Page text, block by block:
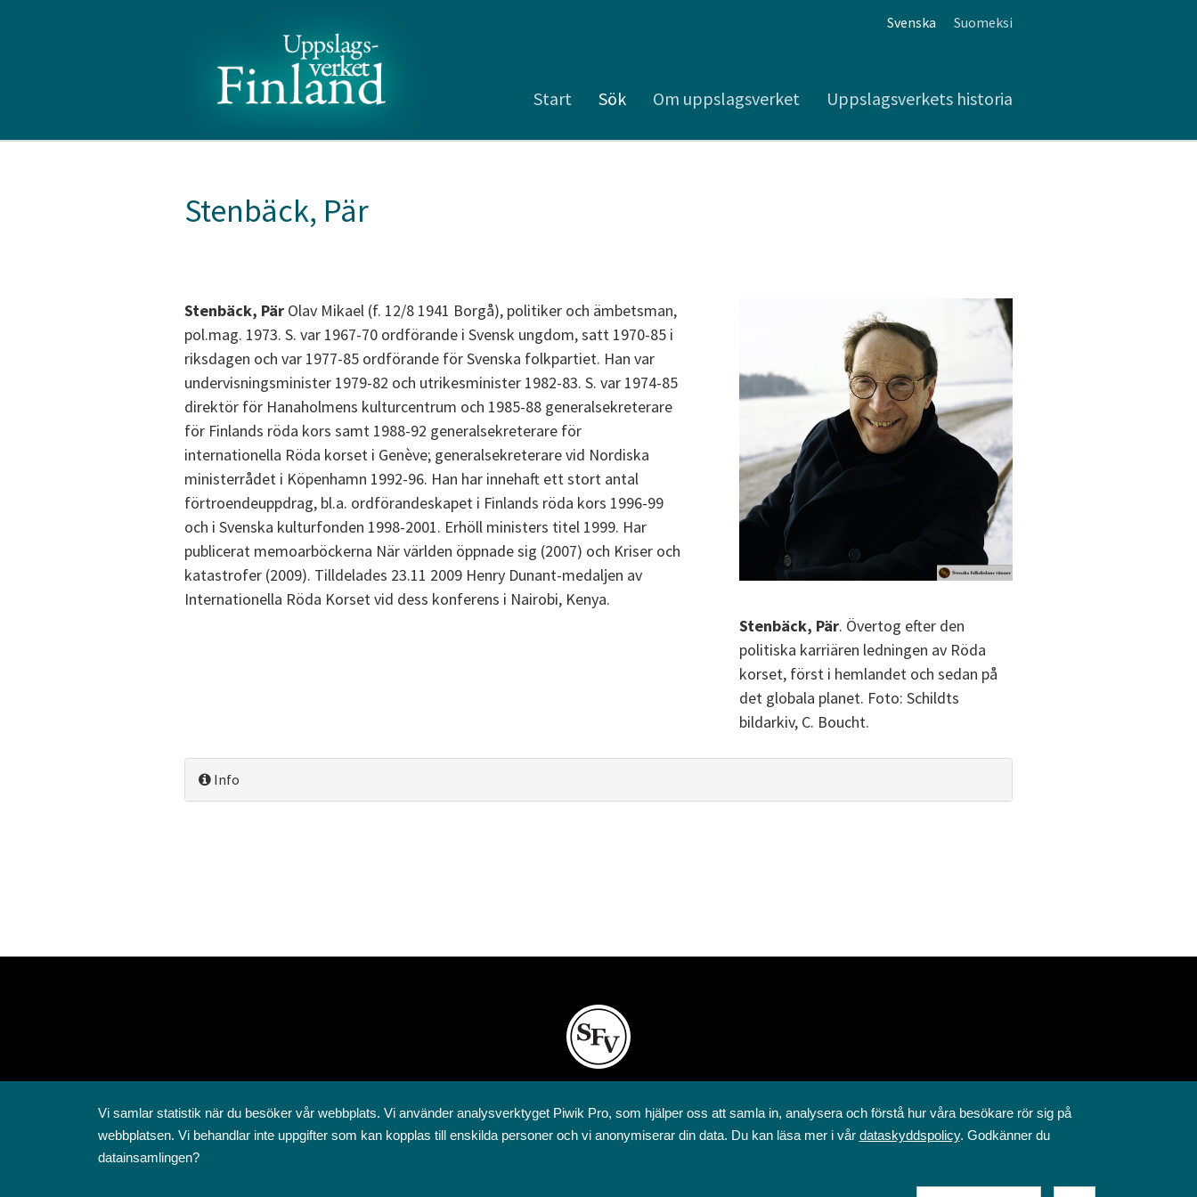
Svenska Suomeksi
Start Sök Om uppslagsverket Uppslagsverkets historia
Stenbäck, Pär
Stenbäck, Pär Olav Mikael (f. 12/8 1941 Borgå), politiker och ämbetsman,
pol.mag. 1973. S. var 1967-70 ordförande i Svensk ungdom, satt 1970-85 i
riksdagen och var 1977-85 ordförande för Svenska folkpartiet. Han var
undervisningsminister 1979-82 och utrikesminister 1982-83. S. var 1974-85
direktör för Hanaholmens kulturcentrum och 1985-88 generalsekreterare
för Finlands röda kors samt 1988-92 generalsekreterare för
internationella Röda korset i Genève; generalsekreterare vid Nordiska
ministerrådet i Köpenhamn 1992-96. Han har innehaft ett stort antal
förtroendeuppdrag, bl.a. ordförandeskapet i Finlands röda kors 1996-99
och i Svenska kulturfonden 1998-2001. Erhöll ministers titel 1999. Har
publicerat memoarböckerna När världen öppnade sig (2007) och Kriser och
katastrofer (2009). Tilldelades 23.11 2009 Henry Dunant-medaljen av
Internationella Röda Korset vid dess konferens i Nairobi, Kenya.
Stenbäck, Pär. Övertog efter den
politiska karriären ledningen av Röda
korset, först i hemlandet och sedan på
det globala planet. Foto: Schildts
bildarkiv, C. Boucht.
Info
Annegatan 12
00120 Helsingfors
Vi samlar statistik när du besöker vår webbplats. Vi använder analysverktyget Piwik Pro, som hjälper oss att samla in, analysera och förstå hur våra besökare rör sig på
webbplatsen. Vi behandlar inte uppgifter som kan kopplas till enskilda personer och vi anonymiserar din data. Du kan läsa mer i vår dataskyddspolicy. Godkänner du
datainsamlingen?